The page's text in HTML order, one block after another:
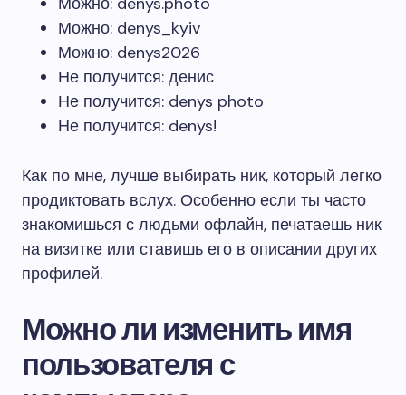
Можно: denys_kyiv
Можно: denys2026
Не получится: денис
Не получится: denys photo
Не получится: denys!
Как по мне, лучше выбирать ник, который легко
продиктовать вслух. Особенно если ты часто
знакомишься с людьми офлайн, печатаешь ник
на визитке или ставишь его в описании других
профилей.
Можно ли изменить имя
пользователя с